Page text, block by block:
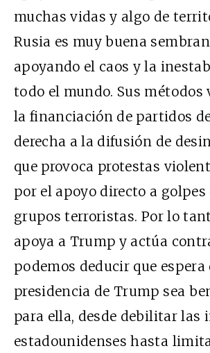
muchas vidas y algo de
Rusia es muy buena
apoyando el caos y la
todo el mundo. Sus métodos
la financiación de partidos
derecha a la difusión de
que provoca protestas
por el apoyo directo a golpes
grupos terroristas. Por lo
apoya a Trump y actúa
podemos deducir que espera
presidencia de Trump sea
para ella, desde debilitar las
estadounidenses hasta